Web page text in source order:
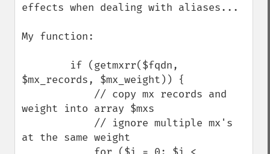
effects when dealing with aliases...
My function:
$mx_records, $mx_weight)) {
weight into array $mxs
at the same weight